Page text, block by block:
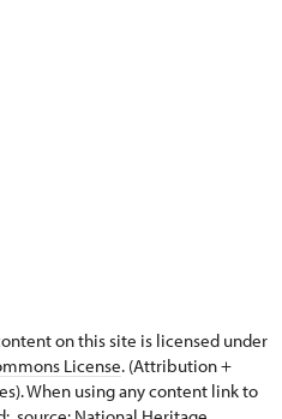
on this site is licensed under
License. (Attribution +
When using any content link to